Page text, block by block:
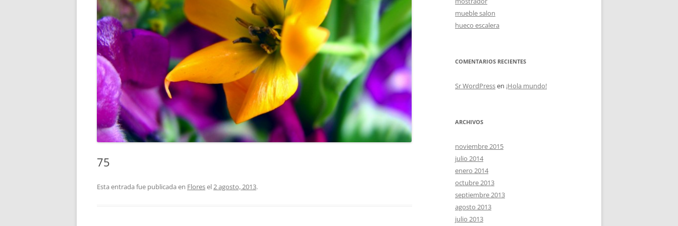
COCINA
COPAS Y CUBIERTOS
FLORES
MAR
PIEDRAS
VARIOS
75
Esta entrada fue publicada en Floresel2 agosto, 2013.
mueble salon
hueco escalera
COMENTARIOS RECIENTES
Sr WordPressen ¡Hola mundo!
ARCHIVOS
noviembre 2015
julio 2014
enero 2014
octubre 2013
septiembre 2013
agosto 2013
julio 2013